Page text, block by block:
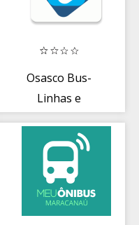
Osasco Bus-
Linhas e
Transporte.